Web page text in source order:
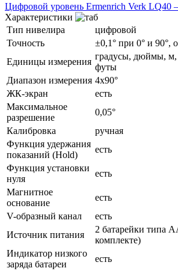
Цифровой уровень Ermenrich Verk LQ40
Характеристики
Тип нивелира
цифровой
Точность
±0,1° при 0° и 90°,
Единицы измерения
градусы, дюймы,
футы
Диапазон измерения 4x90°
ЖК-экран
есть
Максимальное
разрешение
0,05°
Калибровка
ручная
Функция удержания
показаний (Hold)
есть
Функция установки
нуля
есть
Магнитное
основание
есть
V-образный канал
есть
Источник питания
2 батарейки типа
комплекте)
Индикатор низкого
заряда батареи
есть